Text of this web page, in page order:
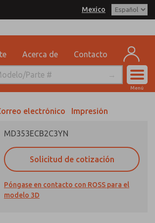
Mexico
Acerca de Contacto
Menú
electrónico Impresión
MD353ECB2C3YN
Solicitud de cotización
Póngase en contacto con ROSS para el
modelo 3D